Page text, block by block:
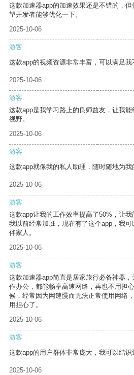
这款加速器app的加速效果还是不错的，
望开发者能够优化一下。
2025-10-06
游客
这款app的视频资源非常丰富，可以满足我
2025-10-06
游客
这款app是我学习路上的良师益友，让我
视野。
2025-10-06
游客
这款app就像我的私人助理，随时随地为我
2025-10-06
游客
这款app让我的工作效率提高了50%，让我
我以前经常加班，现在有了这个app，我
伴家人。
2025-10-06
游客
这款加速器app简直是居家旅行必备神器
作办公，都能畅享高速网络，再也不用担
候，经常因为网速慢而无法正常使用网络
用担心了。
2025-10-06
游客
这款app的用户群体非常庞大，我可以结识
2025-10-06